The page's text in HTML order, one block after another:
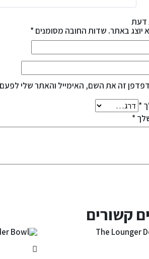
דעת
יוצג באתר. שדות החובה מסומנים*
זה את השם, האימייל והאתר שלי
*
*
קשורים